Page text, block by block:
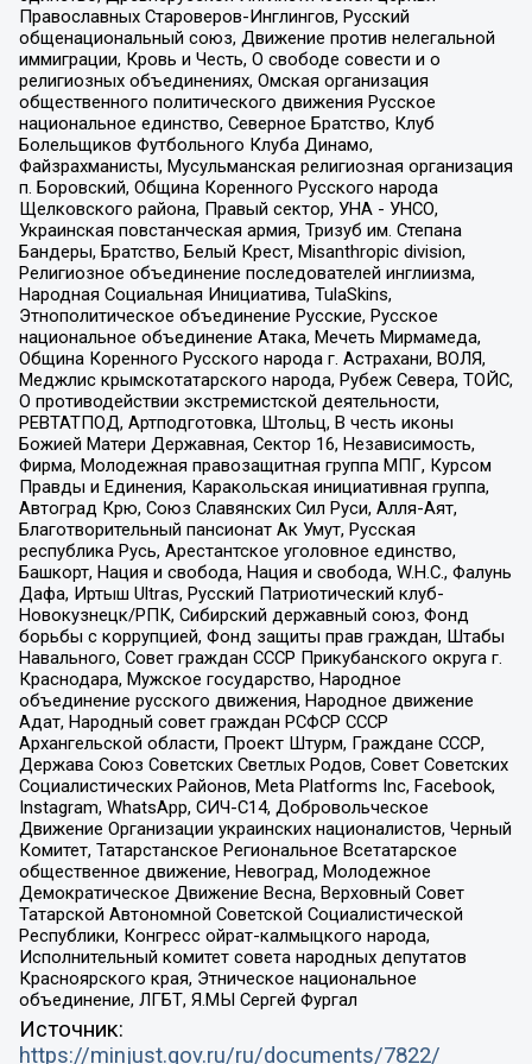
Православных Староверов-Инглингов, Русский
общенациональный союз, Движение против нелегальной
иммиграции, Кровь и Честь, О свободе совести и о
религиозных объединениях, Омская организация
общественного политического движения Русское
национальное единство, Северное Братство, Клуб
Болельщиков Футбольного Клуба Динамо,
Файзрахманисты, Мусульманская религиозная организация
п. Боровский, Община Коренного Русского народа
Щелковского района, Правый сектор, УНА - УНСО,
Украинская повстанческая армия, Тризуб им. Степана
Бандеры, Братство, Белый Крест, Misanthropic division,
Религиозное объединение последователей инглиизма,
Народная Социальная Инициатива, TulaSkins,
Этнополитическое объединение Русские, Русское
национальное объединение Атака, Мечеть Мирмамеда,
Община Коренного Русского народа г. Астрахани, ВОЛЯ,
Меджлис крымскотатарского народа, Рубеж Севера, ТОЙС,
О противодействии экстремистской деятельности,
РЕВТАТПОД, Артподготовка, Штольц, В честь иконы
Божией Матери Державная, Сектор 16, Независимость,
Фирма, Молодежная правозащитная группа МПГ, Курсом
Правды и Единения, Каракольская инициативная группа,
Автоград Крю, Союз Славянских Сил Руси, Алля-Аят,
Благотворительный пансионат Ак Умут, Русская
республика Русь, Арестантское уголовное единство,
Башкорт, Нация и свобода, Нация и свобода, W.H.С., Фалунь
Дафа, Иртыш Ultras, Русский Патриотический клуб-
Новокузнецк/РПК, Сибирский державный союз, Фонд
борьбы с коррупцией, Фонд защиты прав граждан, Штабы
Навального, Совет граждан СССР Прикубанского округа г.
Краснодара, Мужское государство, Народное
объединение русского движения, Народное движение
Адат, Народный совет граждан РСФСР СССР
Архангельской области, Проект Штурм, Граждане СССР,
Держава Союз Советских Светлых Родов, Совет Советских
Социалистических Районов, Meta Platforms Inc, Facebook,
Instagram, WhatsApp, СИЧ-С14, Добровольческое
Движение Организации украинских националистов, Черный
Комитет, Татарстанское Региональное Всетатарское
общественное движение, Невоград, Молодежное
Демократическое Движение Весна, Верховный Совет
Татарской Автономной Советской Социалистической
Республики, Конгресс ойрат-калмыцкого народа,
Исполнительный комитет совета народных депутатов
Красноярского края, Этническое национальное
объединение, ЛГБТ, Я.МЫ Сергей Фургал
Источник:
https://minjust.gov.ru/ru/documents/7822/